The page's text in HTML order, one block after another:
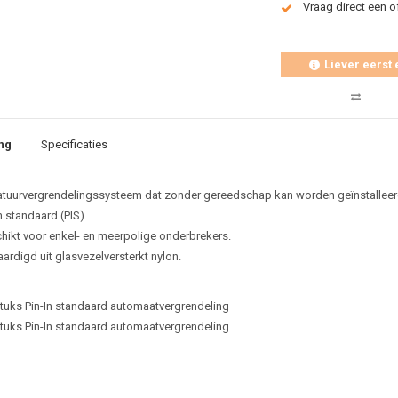
Vraag direct een
Liever eerst
Specificaties
dat zonder gereedschap kan worden
standaard (PIS).
voor enkel- en meerpolige onderbrekers.
uit glasvezelversterkt nylon.
Pin-In standaard automaatvergrendeling
Pin-In standaard automaatvergrendeling